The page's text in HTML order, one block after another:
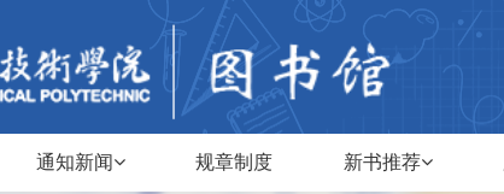
通知新闻 规章制度 新书推荐